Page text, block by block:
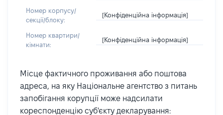
Номер корпусу/
секції/блоку:
[Конфіденційна інформація]
Номер квартири/
кімнати:
[Конфіденційна інформація]
Місце фактичного проживання або поштова
адреса, на яку Національне агентство з питань
запобігання корупції може надсилати
кореспонденцію суб'єкту декларування: